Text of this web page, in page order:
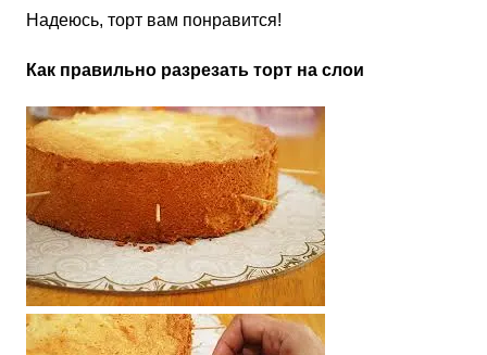
Надеюсь, торт вам понравится!
Как правильно разрезать торт на слои